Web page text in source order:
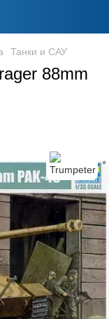
Танки и САУ
88mm